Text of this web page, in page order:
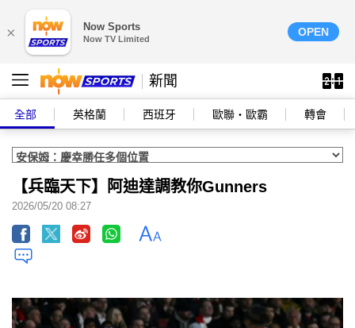
× Now Sports
Now TV Limited
OPEN
新聞
全部 英格蘭 西班牙 歐聯‧歐霸 轉會
【兵臨天下】阿迪達調教你Gunners
2026/05/20 08:27